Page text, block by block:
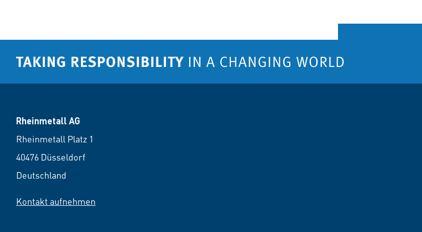
Rheinmetall AG
Rheinmetall Platz 1
40476 Düsseldorf
Deutschland
Kontakt aufnehmen